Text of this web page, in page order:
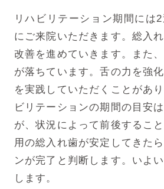
リハビリテーション期間には
にご来院いただきます。総入
改善を進めていきます。また
が落ちています。舌の力を強
を実践していただくことがあ
ビリテーションの期間の目安
が、状況によって前後するこ
用の総入れ歯が安定してきた
ンが完了と判断します。いよ
します。